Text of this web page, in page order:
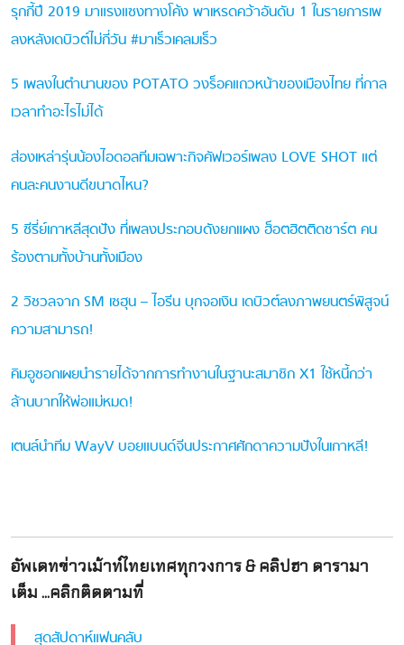
รุกกี้ปี 2019 มาแรงแซงทางโค้ง พาเหรดคว้าอันดับ 1 ในรายการเพ
ลงหลังเดบิวต์ไม่กี่วัน #มาเร็วเคลมเร็ว
5 เพลงในตำนานของ POTATO วงร็อคแถวหน้าของเมืองไทย ที่กาล
เวลาทำอะไรไม่ได้
ส่องเหล่ารุ่นน้องไอดอลทีมเฉพาะกิจคัฟเวอร์เพลง LOVE SHOT แต่
คนละคนงานดีขนาดไหน?
5 ซีรี่ย์เกาหลีสุดปัง ที่เพลงประกอบดังยกแผง ฮ็อตฮิตติดชาร์ต คน
ร้องตามทั้งบ้านทั้งเมือง
2 วิชวลจาก SM เซฮุน – ไอรีน บุกจอเงิน เดบิวต์ลงภาพยนตร์พิสูจน์
ความสามารถ!
คิมอูซอกเผยนำรายได้จากการทำงานในฐานะสมาชิก X1 ใช้หนี้กว่า
ล้านบาทให้พ่อแม่หมด!
เตนล์นำทีม WayV บอยแบนด์จีนประกาศศักดาความปังในเกาหลี!
อัพเดทข่าวเม้าท์ไทยเทศทุกวงการ & คลิปฮา ดารามา
เต็ม ...คลิกติดตามที่
สุดสัปดาห์แฟนคลับ